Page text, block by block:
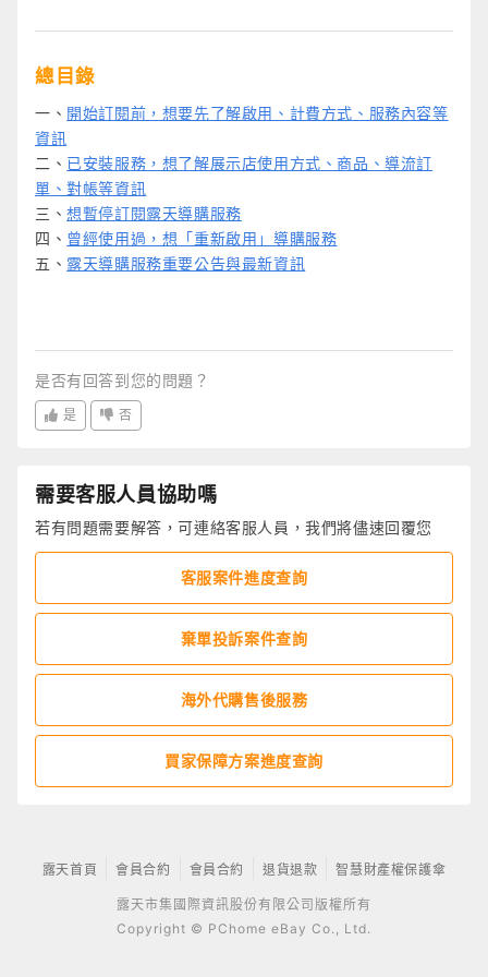
總目錄
一、 開始訂閱前，想要先了解啟用、計費方式、服務內容等
資訊
二、 已安裝服務，想了解展示店使用方式、商品、導流訂
單、對帳等資訊
三、想暫停訂閱露天導購服務
四、 曾經使用過，想「重新啟用」導購服務
五、 露天導購服務重要公告與最新資訊
是否有回答到您的問題？
是 否
需要客服人員協助嗎
若有問題需要解答，可連絡客服人員，我們將儘速回覆您
客服案件進度查詢
棄單投訴案件查詢
海外代購售後服務
買家保障方案進度查詢
露天首頁 會員合約 會員合約 退貨退款 智慧財產權保護傘
露天市集國際資訊股份有限公司版權所有
Copyright © PChome eBay Co., Ltd.